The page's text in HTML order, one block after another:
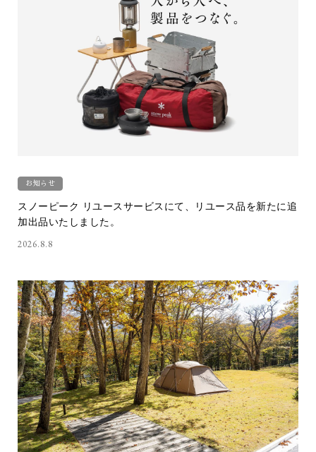
お知らせ
スノーピーク リユースサービスにて、リユース品を新たに追
加出品いたしました。
2026.8.8